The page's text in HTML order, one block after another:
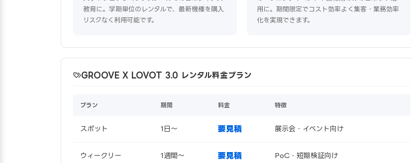
教育に。学期単位のレンタルで、最新機種を購入
リスクなく利用可能です。
用に。期間限定でコスト効率よく集客・業務効率
化を実現できます。
GROOVE X LOVOT 3.0 レンタル料金プラン
プラン 期間 料金 特徴
スポット 1日〜 要見積 展示会・イベント向け
ウィークリー 1週間〜 要見積 PoC・短期検証向け